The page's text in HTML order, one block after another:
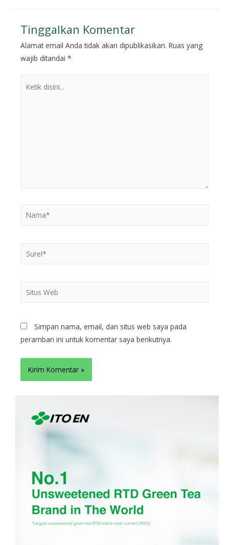
Tinggalkan Komentar
Alamat email Anda tidak akan dipublikasikan. Ruas yang
wajib ditandai *
Simpan nama, email, dan situs web saya pada
peramban ini untuk komentar saya berikutnya.